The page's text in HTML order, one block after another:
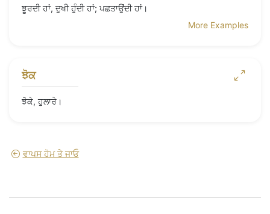
ਝੂਰਦੀ ਹਾਂ, ਦੁਖੀ ਹੁੰਦੀ ਹਾਂ; ਪਛਤਾਉਂਦੀ ਹਾਂ।
More Examples
ਝੋਕ
ਝੋਕੇ, ਹੁਲਾਰੇ।
ਵਾਪਸ ਹੋਮ ਤੇ ਜਾਓ